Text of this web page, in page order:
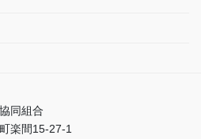
同組合
楽間15-27-1